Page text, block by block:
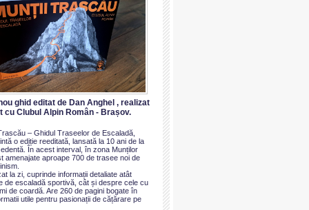
ghid editat de Dan Anghel , realizat
cu Clubul Alpin Român - Brașov.
– Ghidul Traseelor de Escaladă,
o ediție reeditată, lansată la 10 ani de la
În acest interval, în zona Munților
amenajate aproape 700 de trasee noi de
la zi, cuprinde informații detaliate atât
de escaladă sportivă, cât și despre cele cu
de coardă. Are 260 de pagini bogate în
utile pentru pasionații de cățărare pe